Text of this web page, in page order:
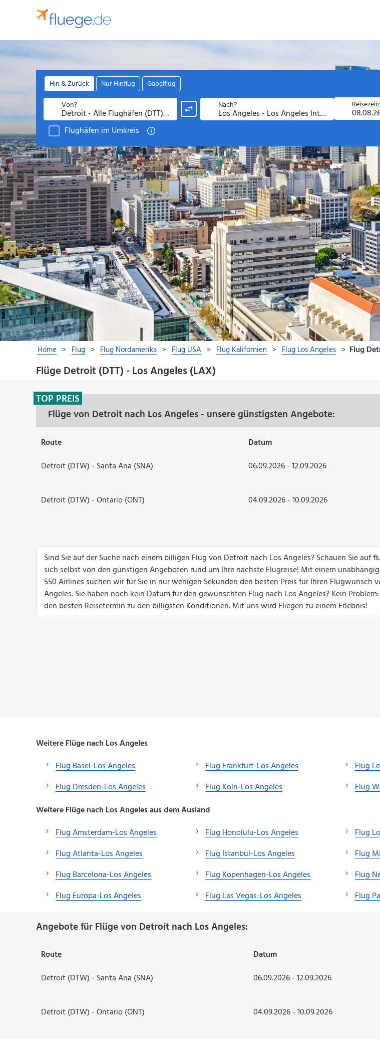
Flüge Detroit (DTT) - Los Angeles (LAX)
Flüge von Detroit nach Los Angeles - unsere günstigsten Angebote:
TOP PREIS
Route Datum
Detroit (DTW) - Santa Ana (SNA)
06.09.2026 - 12.09.2026
Detroit (DTW) - Ontario (ONT) 04.09.2026 - 10.09.2026
Sind Sie auf der Suche nach einem billigen Flug von Detroit nach Los Angeles? Schauen Sie auf
sich selbst von den günstigen Angeboten rund um Ihre nächste Flugreise! Mit einem
550 Airlines suchen wir für Sie in nur wenigen Sekunden den besten Preis für Ihren Flugwunsch
Angeles. Sie haben noch kein Datum für den gewünschten Flug nach Los Angeles? Kein
den besten Reisetermin zu den billigsten Konditionen. Mit uns wird Fliegen zu einem Erlebnis!
Weitere Flüge nach Los Angeles
Flug Basel-Los Angeles
Flug Dresden-Los Angeles
Flug Frankfurt-Los Angeles
Flug Köln-Los Angeles
Flug
Flug
Weitere Flüge nach Los Angeles aus dem Ausland
Flug Amsterdam-Los Angeles
Flug Atlanta-Los Angeles
Flug Barcelona-Los Angeles
Flug Europa-Los Angeles
Flug Honolulu-Los Angeles
Flug Istanbul-Los Angeles
Flug Kopenhagen-Los Angeles
Flug Las Vegas-Los Angeles
Flug
Flug
Flug
Flug
Angebote für Flüge von Detroit nach Los Angeles:
Route Datum
Detroit (DTW) - Santa Ana (SNA)
06.09.2026 - 12.09.2026
Detroit (DTW) - Ontario (ONT) 04.09.2026 - 10.09.2026